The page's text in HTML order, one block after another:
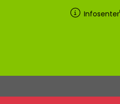
Infosenter